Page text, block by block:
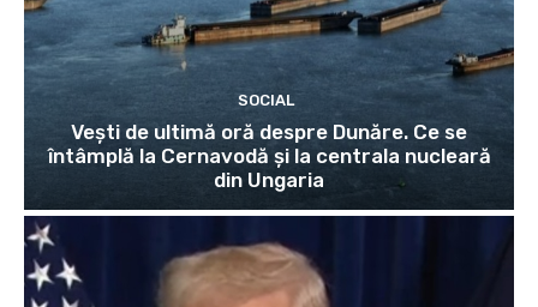
SOCIAL
Vești de ultimă oră despre Dunăre. Ce se
întâmplă la Cernavodă și la centrala nucleară
din Ungaria